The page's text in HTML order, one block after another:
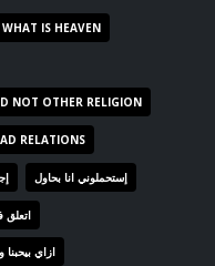
WHAT IS HEAVEN
NOT OTHER RELIGION
RELATIONS
إستحملوني انا بحاول
اتعلق
ازاي